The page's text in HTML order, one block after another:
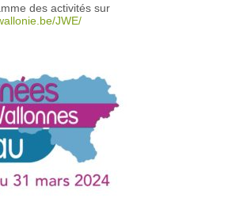
des activités sur
JWE/